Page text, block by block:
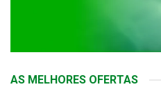
AS MELHORES OFERTAS